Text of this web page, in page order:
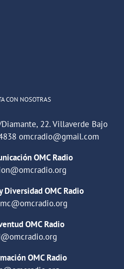
CON NOSOTRAS
Diamante, 22. Villaverde Bajo
omcradio@gmail.com
OMC Radio
Diversidad OMC Radio
OMC Radio
OMC Radio